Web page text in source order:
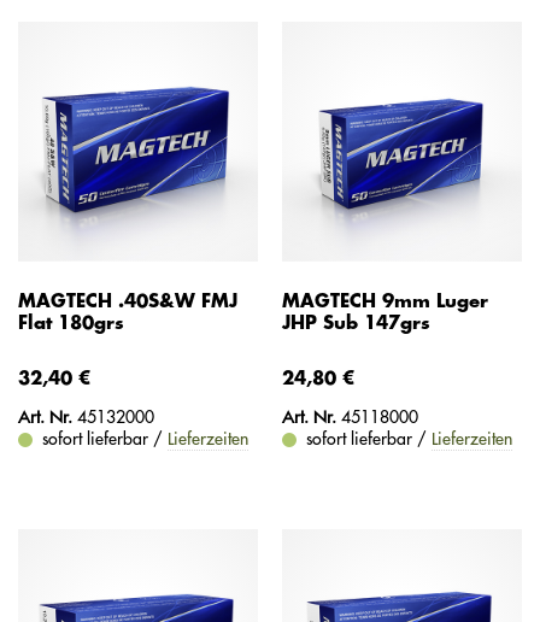
MAGTECH .40S&W FMJ
Flat 180grs
32,40 €
Art. Nr. 45132000
sofort lieferbar / Lieferzeiten
MAGTECH 9mm Luger
JHP Sub 147grs
24,80 €
Art. Nr. 45118000
sofort lieferbar / Lieferzeiten